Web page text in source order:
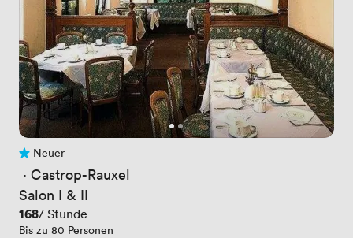
Noch keine Bewertungen
Neuer
· Castrop-Rauxel
Salon I & II
Preis
168/ Stunde
Bis zu 80 Personen